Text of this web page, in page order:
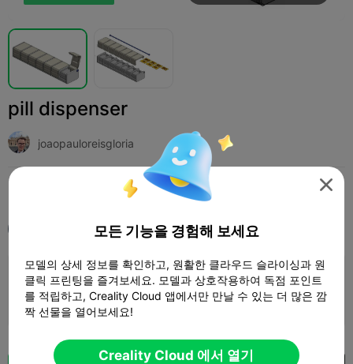
pill dispenser
joaopauloreisgloria
추가하다 Medical & Health Other 
K2 Plus
0.2mm layer, 2 walls, 15% infill
 47m 06s  1 플레이트  23.88g

모든 기능을 경험해 보세요
모델의 상세 정보를 확인하고, 원활한 클라우드 슬라이싱과 원
클릭 프린팅을 즐겨보세요. 모델과 상호작용하여 독점 포인트
를 적립하고, Creality Cloud 앱에서만 만날 수 있는 더 많은 깜
짝 선물을 열어보세요!
Creality Cloud 에서 열기